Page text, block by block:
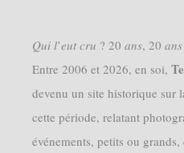
𝑄𝑢𝑖 𝑙’𝑒𝑢𝑡 𝑐𝑟𝑢 ? 20 𝑎𝑛𝑠, 20
Entre 2006 et 2026, en soi,
devenu un site historique sur
cette période, relatant
événements, petits ou